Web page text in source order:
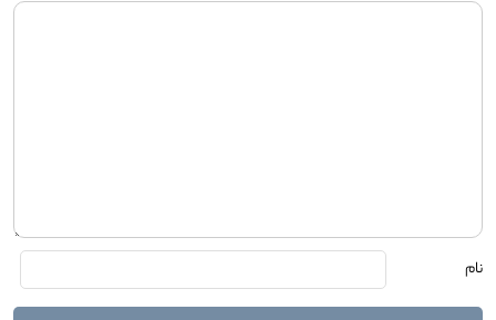
نام